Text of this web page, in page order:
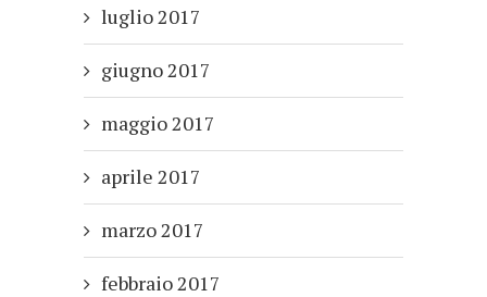
luglio 2017
giugno 2017
maggio 2017
aprile 2017
marzo 2017
febbraio 2017